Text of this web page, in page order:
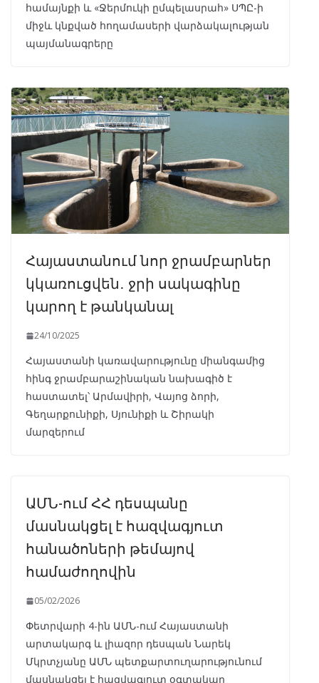
համայնքի և «Ջերմուկի ըմպելասրահ» ՍՊԸ-ի
միջև կնքված հողամասերի վարձակալության
պայմանագրերը
Հայաստանում նոր ջրամբարներ
կկառուցվեն․ ջրի սակագինը
կարող է թանկանալ
24/10/2025
Հայաստանի կառավարությունը միանգամից
հինգ ջրամբարաշինական նախագիծ է
հաստատել՝ Արմավիրի, Վայոց ձորի,
Գեղարքունիքի, Սյունիքի և Շիրակի
մարզերում
ԱՄՆ-ում ՀՀ դեսպանը
մասնակցել է հազվագյուտ
հանածոների թեմայով
համաժողովին
05/02/2026
Փետրվարի 4-ին ԱՄՆ-ում Հայաստանի
արտակարգ և լիազոր դեսպան Նարեկ
Մկրտչյանը ԱՄՆ պետքարտուղարությունում
մասնակցել է հազվագյուտ օգտակար